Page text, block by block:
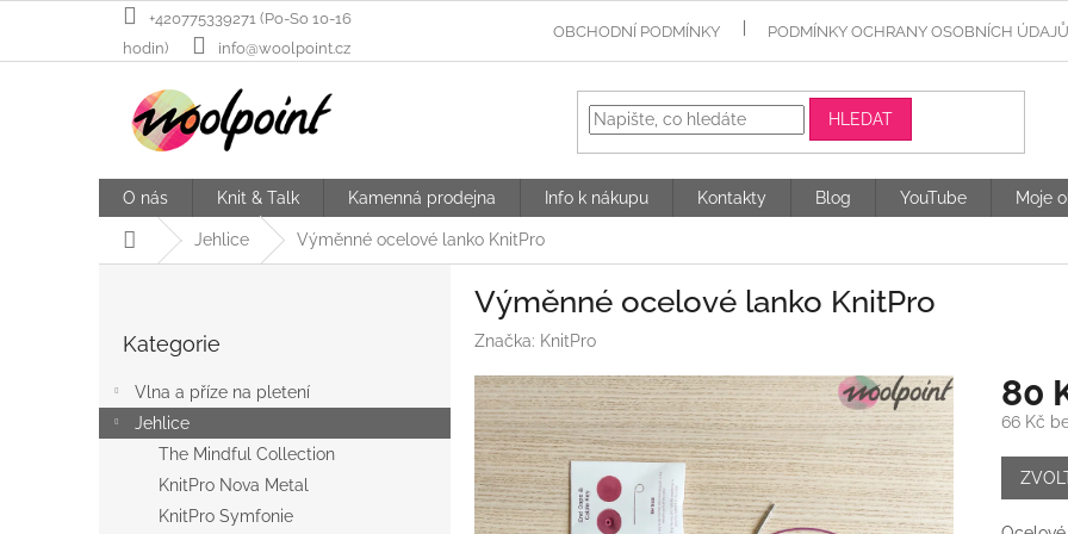
+420775339271 (Po-So 10-16
hodin)
info@woolpoint.cz
OBCHODNÍ PODMÍNKY PODMÍNKY OCHRANY OSOBNÍCH ÚDAJŮ
HLEDAT
O nás Knit & Talk Kamenná prodejna Info k nákupu Kontakty Blog YouTube Moje
Domů Jehlice Výměnné ocelové lanko KnitPro
a
n
kategorie
Kategorie
Vlna a příze na pletení
Jehlice
The Mindful Collection
KnitPro Nova Metal
KnitPro Symfonie
Výměnné ocelové lanko KnitPro
Značka: KnitPro
80
66 Kč
Měrná
cena: